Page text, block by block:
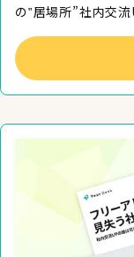
の‟居場所”社内交